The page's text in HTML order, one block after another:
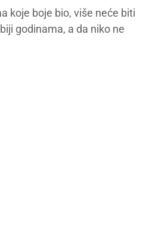
koje boje bio, više neće biti
godinama, a da niko ne